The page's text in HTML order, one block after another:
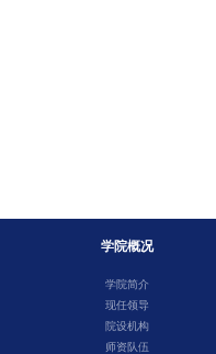
学院概况
学院简介
现任领导
院设机构
师资队伍